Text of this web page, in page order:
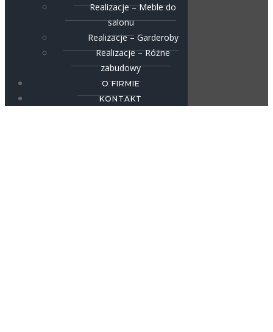
Realizacje – Meble do
salonu
Realizacje – Garderoby
Realizacje – Różne
zabudowy
O FIRMIE
KONTAKT